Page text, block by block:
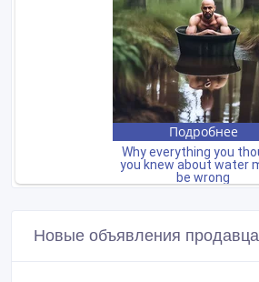
Новые объявления продавца